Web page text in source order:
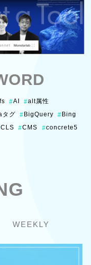
#AI #alt属性
タグ # BigQuery # Bing
CLS #CMS #concrete5
WEEKLY